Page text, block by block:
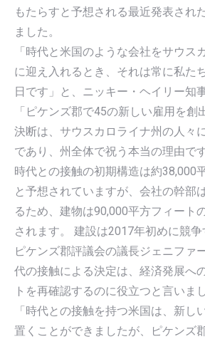
もたらすと予想される最近発表され
ました。
「時代と米国のような会社をサウス
に迎え入れるとき、それは常に私た
日です」と、ニッキー・ヘイリー知
「ピケンズ郡で45の新しい雇用を創
決断は、サウスカロライナ州の人々
であり、州全体で祝う本当の理由です
時代との接触の初期構造は約38,000
と予想されていますが、会社の幹部
るため、建物は90,000平方フィート
されます。 建設は2017年初めに競争
ピケンズ郡評議会の議長ジェニファ
代の接触による決定は、経済発展へ
トを再確認するのに役立つと言いまし
「時代との接触を持つ米国は、新し
置くことができましたが、ピケンズ